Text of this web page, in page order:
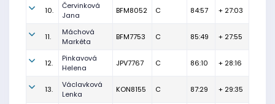
10.
Červinková
Jana
BFM8052 C 84:57 + 27:03
11.
Máchová
Markéta
BFM7753 C 85:49 + 27:55
12.
Pinkavová
Helena
JPV7767 C 86:10 + 28:16
13.
Václavková
Lenka
KON8155 C 87:29 + 29:35